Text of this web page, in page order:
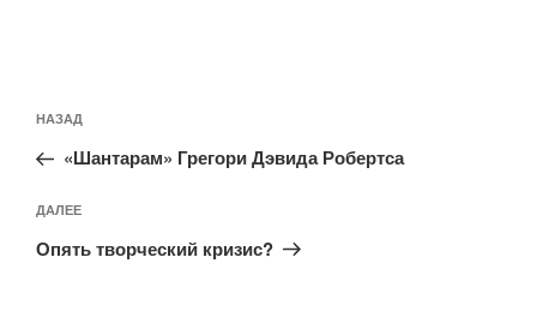
по
записям
Предыдущая
запись:
НАЗАД
«Шантарам» Грегори Дэвида Робертса
Следующая
запись
ДАЛЕЕ
Опять творческий кризис?